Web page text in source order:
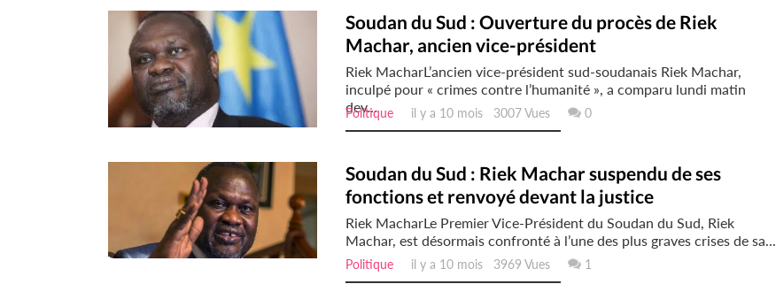
Soudan du Sud : Ouverture du procès de Riek
Machar, ancien vice-président
Riek MacharL’ancien vice-président sud-soudanais Riek Machar,
inculpé pour « crimes contre l’humanité », a comparu lundi matin
dev...
Politique il y a 10 mois 3007 Vues 0
Soudan du Sud : Riek Machar suspendu de ses
fonctions et renvoyé devant la justice
Riek MacharLe Premier Vice-Président du Soudan du Sud, Riek
Machar, est désormais confronté à l’une des plus graves crises de sa...
Politique il y a 10 mois 3969 Vues 1